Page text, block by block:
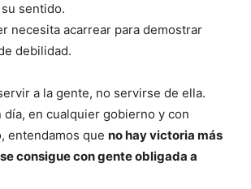
sentido.
necesita acarrear para demostrar
debilidad.
a la gente, no servirse de ella.
día, en cualquier gobierno y con
entendamos que no hay victoria más
consigue con gente obligada a